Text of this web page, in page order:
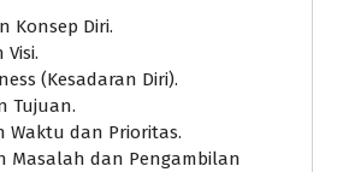
Konsep Diri.
(Kesadaran Diri).
Tujuan.
Waktu dan Prioritas.
Masalah dan Pengambilan